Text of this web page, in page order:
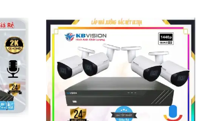
an ninh tiên tiến, đảm bảo sự an
toàn cho cửa hàng của bạn